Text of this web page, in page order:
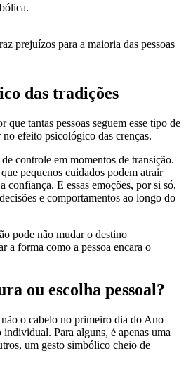
prejuízos para a maioria das pessoas
das tradições
que tantas pessoas seguem esse tipo de
efeito psicológico das crenças.
controle em momentos de transição.
pequenos cuidados podem atrair
confiança. E essas emoções, por si só,
e comportamentos ao longo do
pode não mudar o destino
a forma como a pessoa encara o
ou escolha pessoal?
o cabelo no primeiro dia do Ano
Para alguns, é apenas uma
um gesto simbólico cheio de